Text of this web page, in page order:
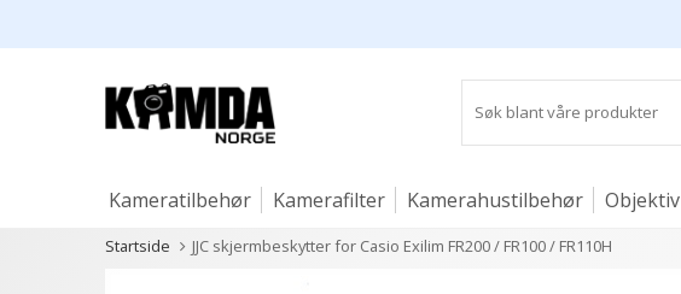
Kameratilbehør Kamerafilter Kamerahustilbehør Objektiv
Studio og lys
Startside JJC skjermbeskytter for Casio Exilim FR200 / FR100 / FR110H